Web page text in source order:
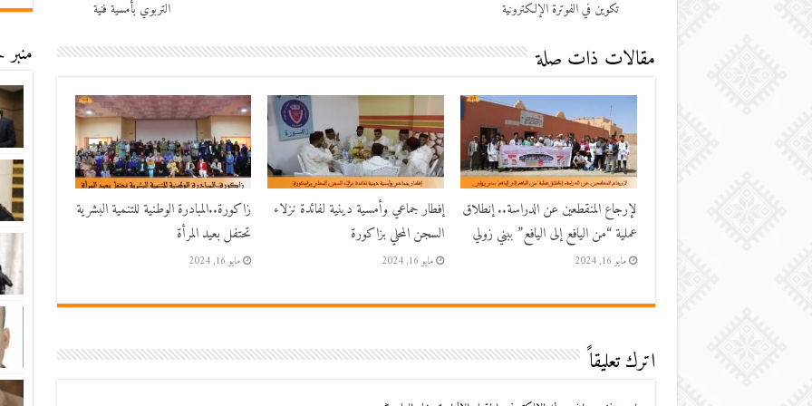
تكوين في الفوترة الإلكترونية التربوي بأمسية فنية
مقالات ذات صلة
لإرجاع المنقطعين عن الدراسة.. إنطلاق
عملية “من اليافع إلى اليافع” ببني زولي
مايو 16, 2024
إفطار جماعي وأمسية دينية لفائدة نزلاء
السجن المحلي بزاكورة
مايو 16, 2024
زاكورة..المبادرة الوطنية للتنمية البشرية
تحتفل بعيد المرأة
مايو 16, 2024
اترك تعليقاً